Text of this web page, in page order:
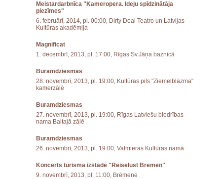
Meistardarbnīca "Kameropera. Ideju spīdzinātāja
piezīmes"
6. februārī, 2014, pl. 00:00, Dirty Deal Teatro un Latvijas
Kultūras akadēmija
Magnificat
1. decembrī, 2013, pl. 17:00, Rīgas Sv.Jāņa baznīcā
Buramdziesmas
28. novembrī, 2013, pl. 19:00, Kultūras pils "Ziemeļblāzma"
kamerzālē
Buramdziesmas
27. novembrī, 2013, pl. 19:00, Rīgas Latviešu biedrības
nama Baltajā zālē
Buramdziesmas
26. novembrī, 2013, pl. 19:00, Valmieras Kultūras namā
Koncerts tūrisma izstādē "Reiselust Bremen"
9. novembrī, 2013, pl. 11:00, Brēmene